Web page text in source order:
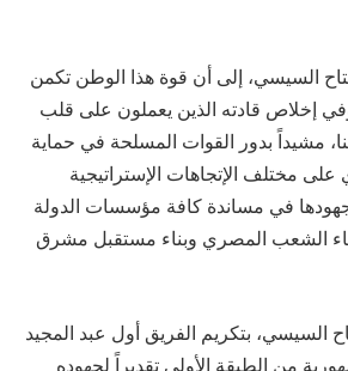
السيسي، إلى أن قوة هذا الوطن تكمن
إخلاص قادته الذين يعملون على قلب
مشيداً بدور القوات المسلحة في حماية
مختلف الإتجاهات الإستراتيجية
جهودها في مساندة كافة مؤسسات الدولة
الشعب المصري وبناء مستقبل مشرق
السيسي، بتكريم الفريق أول عبد المجيد
من الطبقة الأولى تقديراً لجهوده